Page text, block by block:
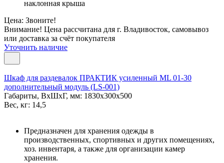
наклонная крыша
Цена: Звоните!
Внимание! Цена рассчитана для г. Владивосток, самовывоз
или доставка за счёт покупателя
Уточнить наличие
Шкаф для раздевалок ПРАКТИК усиленный ML 01-30
дополнительный модуль (LS-001)
Габариты, ВxШxГ, мм: 1830x300x500
Вес, кг: 14,5
Предназначен для хранения одежды в
производственных, спортивных и других помещениях,
хоз. инвентаря, а также для организации камер
хранения.